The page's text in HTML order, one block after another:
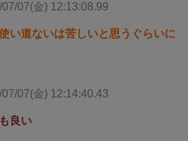
07(金) 12:13:08.99
い道ないは苦しいと思うぐらいに
07(金) 12:14:40.43
良い